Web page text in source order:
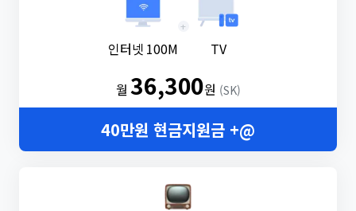
인터넷 100M
+
TV
월36,300원 (SK)
40만원 현금지원금 +@